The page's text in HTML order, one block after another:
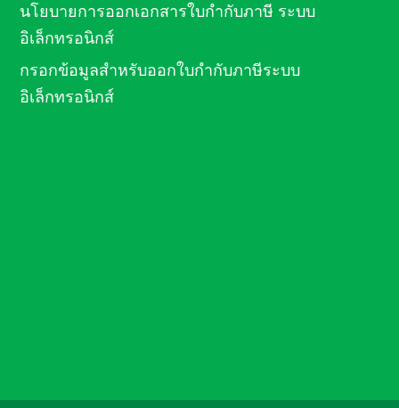
นโยบายการออกเอกสารใบกำกับภาษี ระบบ
อิเล็กทรอนิกส์
กรอกข้อมูลสำหรับออกใบกำกับภาษีระบบ
อิเล็กทรอนิกส์